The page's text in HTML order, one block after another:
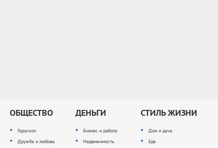
ОБЩЕСТВО
Гороскоп
Дружба и любовь
ДЕНЬГИ
Бизнес и работа
Недвижимость
СТИЛЬ ЖИЗНИ
Дом и дача
Еда